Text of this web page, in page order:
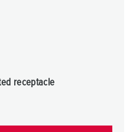
receptacle